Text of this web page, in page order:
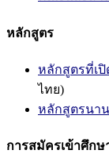
หลักสูตร
หลักสูตรที่เ
ไทย)
หลักสูตรนา
การสมัครเข้าศึกษ